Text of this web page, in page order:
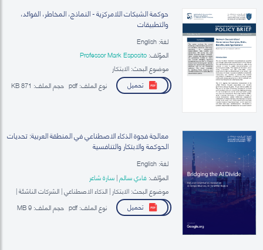
حوكمة الشبكات اللامركزية - النماذج، المخاطر، الفوائد،
والتطبيقات
لغة: English
المؤلف: Professor Mark Esposito
موضوع البحث: الابتكار
تحميل
نوع الملف: حجم الملف:
معالجة فجوة الذكاء الاصطناعي في المنطقة العربية: تحديات
الحوكمة والابتكار والتنافسية
لغة: English
المؤلف: فادي سالم| سارة شاعر
موضوع البحث: الابتكار | الذكاء الاصطناعي | الشركات الناشئة |
الحوكمة الرقمية
تحميل نوع الملف: حجم الملف: